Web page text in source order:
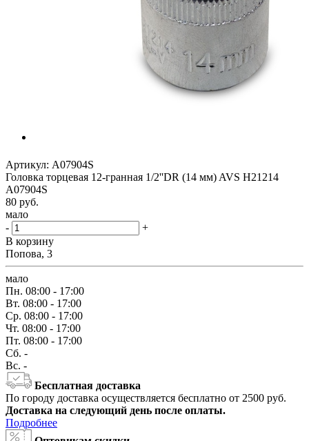
Артикул: A07904S
Головка торцевая 12-гранная 1/2''DR (14 мм) AVS H21214
A07904S
80 руб.
мало
-
+
В корзину
Попова, 3
мало
Пн. 08:00 - 17:00
Вт. 08:00 - 17:00
Ср. 08:00 - 17:00
Чт. 08:00 - 17:00
Пт. 08:00 - 17:00
Сб. -
Вс. -
Бесплатная доставка
По городу доставка осуществляется бесплатно от 2500 руб.
Доставка на следующий день после оплаты.
Подробнее